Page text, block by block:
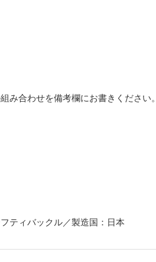
み合わせを備考欄にお書きください。
ティバックル／製造国：日本